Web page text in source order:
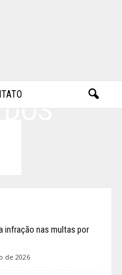
infração nas multas por
de 2026